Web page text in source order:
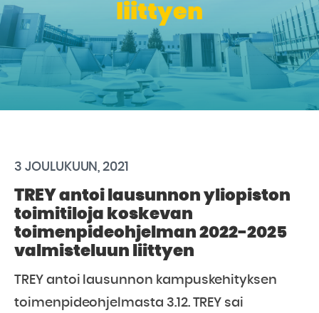
liittyen
3 JOULUKUUN, 2021
TREY antoi lausunnon yliopiston
toimitiloja koskevan
toimenpideohjelman 2022-2025
valmisteluun liittyen
TREY antoi lausunnon kampuskehityksen
toimenpideohjelmasta 3.12. TREY sai